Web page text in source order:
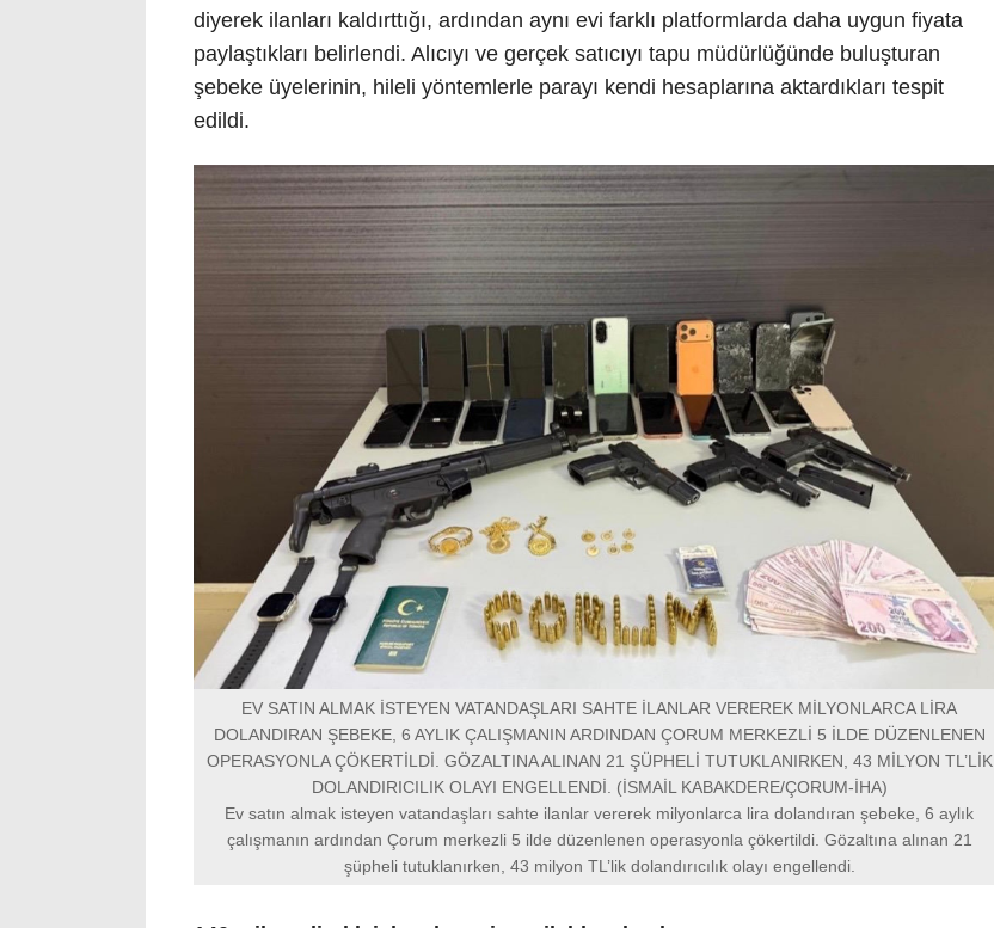
diyerek ilanları kaldırttığı, ardından aynı evi farklı platformlarda daha uygun fiyata
paylaştıkları belirlendi. Alıcıyı ve gerçek satıcıyı tapu müdürlüğünde buluşturan
şebeke üyelerinin, hileli yöntemlerle parayı kendi hesaplarına aktardıkları tespit
edildi.
EV SATIN ALMAK İSTEYEN VATANDAŞLARI SAHTE İLANLAR VEREREK MİLYONLARCA LİRA
DOLANDIRAN ŞEBEKE, 6 AYLIK ÇALIŞMANIN ARDINDAN ÇORUM MERKEZLİ 5 İLDE DÜZENLENEN
OPERASYONLA ÇÖKERTİLDİ. GÖZALTINA ALINAN 21 ŞÜPHELİ TUTUKLANIRKEN, 43 MİLYON TL’LİK
DOLANDIRICILIK OLAYI ENGELLENDİ. (İSMAİL KABAKDERE/ÇORUM-İHA)
Ev satın almak isteyen vatandaşları sahte ilanlar vererek milyonlarca lira dolandıran şebeke, 6 aylık
çalışmanın ardından Çorum merkezli 5 ilde düzenlenen operasyonla çökertildi. Gözaltına alınan 21
şüpheli tutuklanırken, 43 milyon TL’lik dolandırıcılık olayı engellendi.